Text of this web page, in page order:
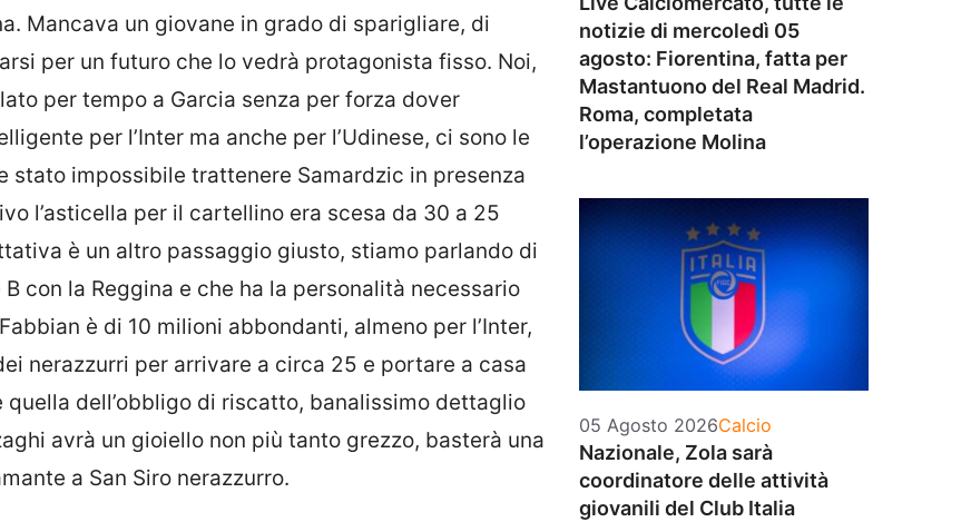
Mancava un giovane in grado di sparigliare, di
per un futuro che lo vedrà protagonista fisso. Noi,
per tempo a Garcia senza per forza dover
per l’Inter ma anche per l’Udinese, ci sono le
stato impossibile trattenere Samardzic in presenza
l’asticella per il cartellino era scesa da 30 a 25
è un altro passaggio giusto, stiamo parlando di
con la Reggina e che ha la personalità necessario
è di 10 milioni abbondanti, almeno per l’Inter,
nerazzurri per arrivare a circa 25 e portare a casa
dell’obbligo di riscatto, banalissimo dettaglio
avrà un gioiello non più tanto grezzo, basterà una
a San Siro nerazzurro.
notizie di mercoledì 05
agosto: Fiorentina, fatta per
Mastantuono del Real Madrid.
Roma, completata
l’operazione Molina
05 Agosto 2026Categorie
Calcio
Nazionale, Zola sarà
coordinatore delle attività
giovanili del Club Italia